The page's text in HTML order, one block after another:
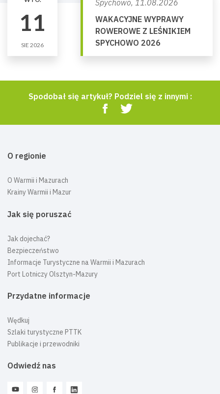
11
SIE 2026
Spychowo, 11.08.2026
WAKACYJNE WYPRAWY
ROWEROWE Z LEŚNIKIEM
SPYCHOWO 2026
Spodobał się artykuł? Podziel się z innymi :
O regionie
O Warmii i Mazurach
Krainy Warmii i Mazur
Jak się poruszać
Jak dojechać?
Bezpieczeństwo
Informacje Turystyczne na Warmii i Mazurach
Port Lotniczy Olsztyn-Mazury
Przydatne informacje
Wędkuj
Szlaki turystyczne PTTK
Publikacje i przewodniki
Odwiedź nas